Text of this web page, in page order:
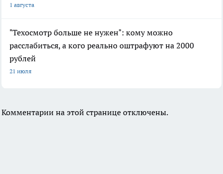
1 августа
"Техосмотр больше не нужен": кому можно
расслабиться, а кого реально оштрафуют на 2000
рублей
21 июля
Комментарии на этой странице отключены.